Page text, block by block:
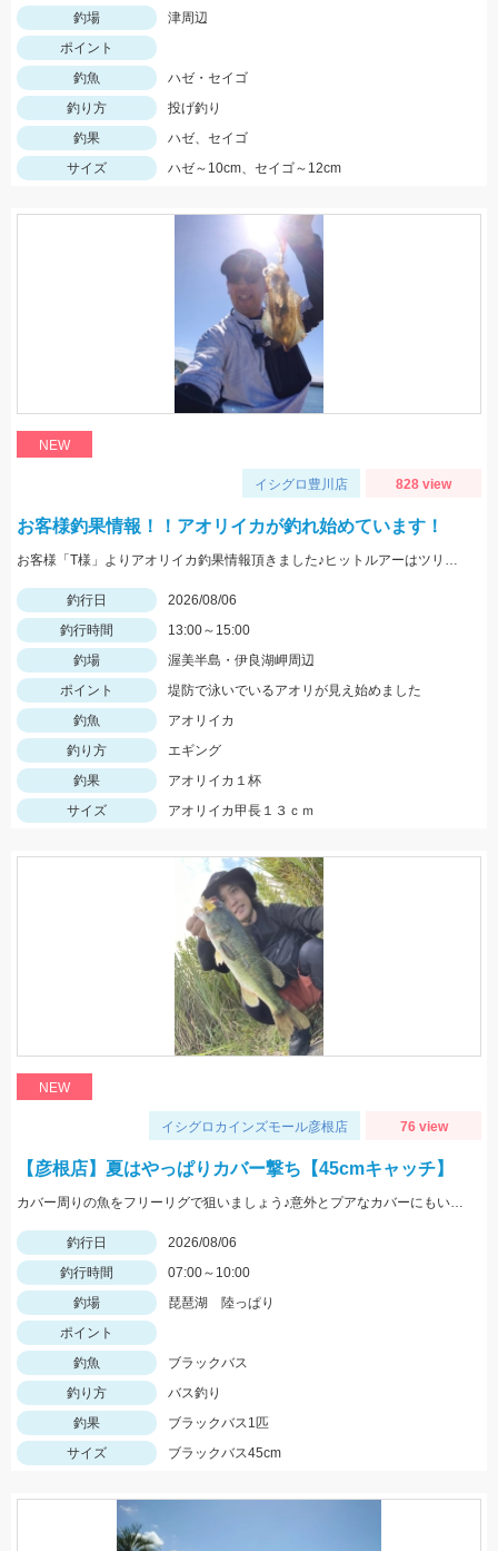
釣場
津周辺
ポイント
釣魚
ハゼ・セイゴ
釣り方
投げ釣り
釣果
ハゼ、セイゴ
サイズ
ハゼ～10cm、セイゴ～12cm
NEW
イシグロ豊川店 828 view
お客様釣果情報！！アオリイカが釣れ始めています！
お客様「T様」よりアオリイカ釣果情報頂きました♪ヒットルアーはツリノTHEエギの２．５サイズ。5杯ほど泳いでいるイカも目撃、バラシもあったそうです。今後は三河湾内にもどんどん入ってきそうですね！
釣行日
2026/08/06
釣行時間
13:00～15:00
釣場
渥美半島・伊良湖岬周辺
ポイント
堤防で泳いでいるアオリが見え始めました
釣魚
アオリイカ
釣り方
エギング
釣果
アオリイカ１杯
サイズ
アオリイカ甲長１３ｃｍ
NEW
イシグロカインズモール彦根店 76 view
【彦根店】夏はやっぱりカバー撃ち【45cmキャッチ】
カバー周りの魚をフリーリグで狙いましょう♪意外とプアなカバーにもいますよ♪
釣行日
2026/08/06
釣行時間
07:00～10:00
釣場
琵琶湖 陸っぱり
ポイント
釣魚
ブラックバス
釣り方
バス釣り
釣果
ブラックバス1匹
サイズ
ブラックバス45cm